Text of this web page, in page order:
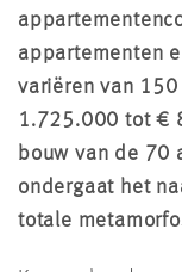
appartementen
variëren van
1.725.000 tot €
bouw van de 70
ondergaat het
totale